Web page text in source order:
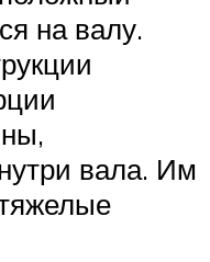
на валу.
вала. Им